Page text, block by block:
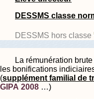
DESSMS classe
DESSMS hors classe
La rémunération
les bonifications
(supplément familial de
GIPA 2008 …)